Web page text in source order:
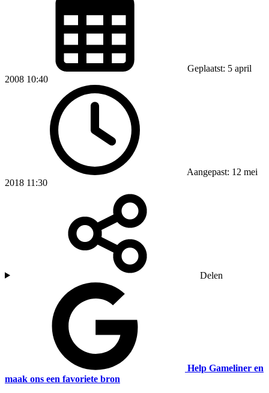
Geplaatst: 5 april
2008 10:40
Aangepast: 12 mei
2018 11:30
Delen
Help Gameliner en
maak ons een favoriete bron